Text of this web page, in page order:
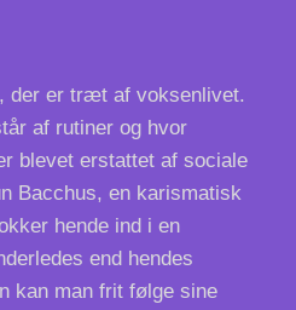
der er træt af voksenlivet.
af rutiner og hvor
blevet erstattet af sociale
Bacchus, en karismatisk
hende ind i en
end hendes
kan man frit følge sine